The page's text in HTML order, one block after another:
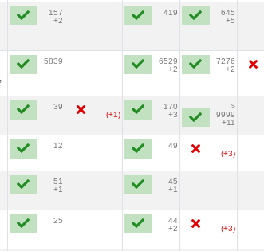
157
+2
419
645
+5
5839
6529
+2
7276
+2
39
(+1)
170
+3
>
9999
+11
12
49
(+3)
51
+1
45
+1
25
44
+2
(+3)